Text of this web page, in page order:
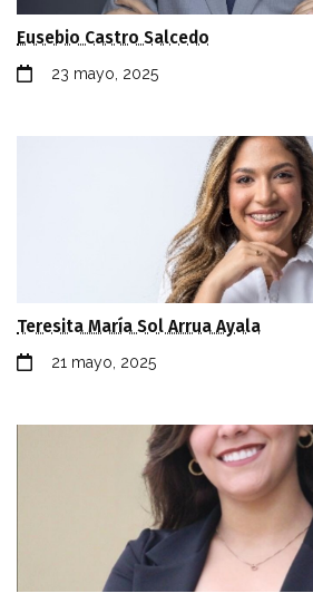
Eusebio Castro Salcedo
23 mayo, 2025
Teresita María Sol Arrua Ayala
21 mayo, 2025